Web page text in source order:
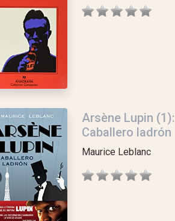
Arsène Lupin (1):
Caballero ladrón
Maurice Leblanc